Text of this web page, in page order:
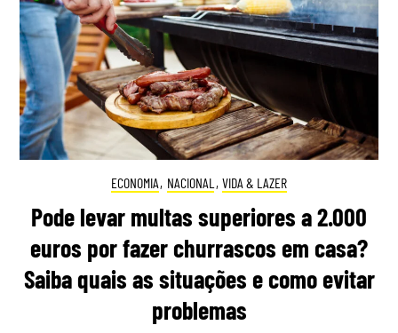
ECONOMIA, NACIONAL , VIDA & LAZER
Pode levar multas superiores a 2.000
euros por fazer churrascos em casa?
Saiba quais as situações e como evitar
problemas